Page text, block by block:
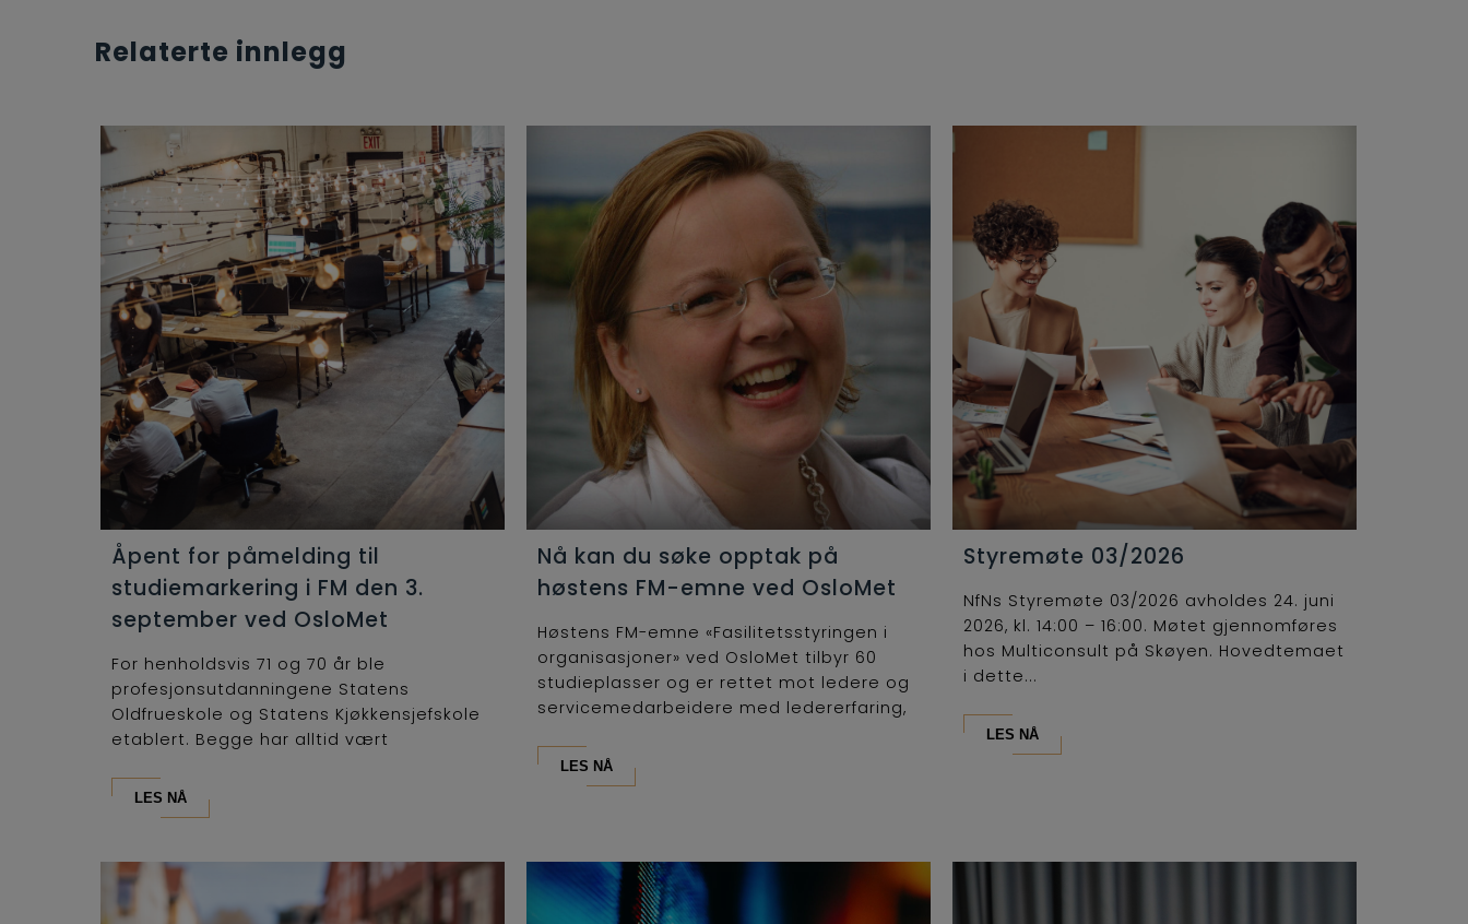
Relaterte innlegg
Åpent for påmelding til
studiemarkering i FM den 3.
september ved OsloMet
For henholdsvis 71 og 70 år ble
profesjonsutdanningene Statens
Oldfrueskole og Statens Kjøkkensjefskole
etablert. Begge har alltid vært
LES NÅ
Nå kan du søke opptak på
høstens FM-emne ved OsloMet
Høstens FM-emne «Fasilitetsstyringen i
organisasjoner» ved OsloMet tilbyr 60
studieplasser og er rettet mot ledere og
servicemedarbeidere med ledererfaring,
LES NÅ
Styremøte 03/2026
NfNs Styremøte 03/2026 avholdes 24. juni
2026, kl. 14:00 – 16:00. Møtet gjennomføres
hos Multiconsult på Skøyen. Hovedtemaet
i dette...
LES NÅ